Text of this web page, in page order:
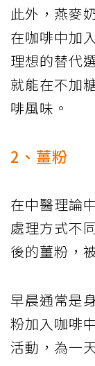
此外，燕麥
在咖啡中加
理想的替代
就能在不加
啡風味。
2、薑粉
在中醫理論
處理方式不
後的薑粉，
早晨通常是
粉加入咖啡
活動，為一